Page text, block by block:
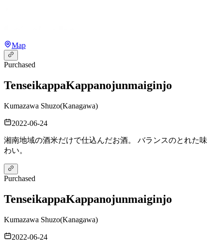
Map
Purchased
TenseikappaKappanojunmaiginjo
Kumazawa Shuzo(Kanagawa)
2022-06-24
湘南地域の酒米だけで仕込んだお酒。 バランスのとれた味
わい。
Purchased
TenseikappaKappanojunmaiginjo
Kumazawa Shuzo(Kanagawa)
2022-06-24